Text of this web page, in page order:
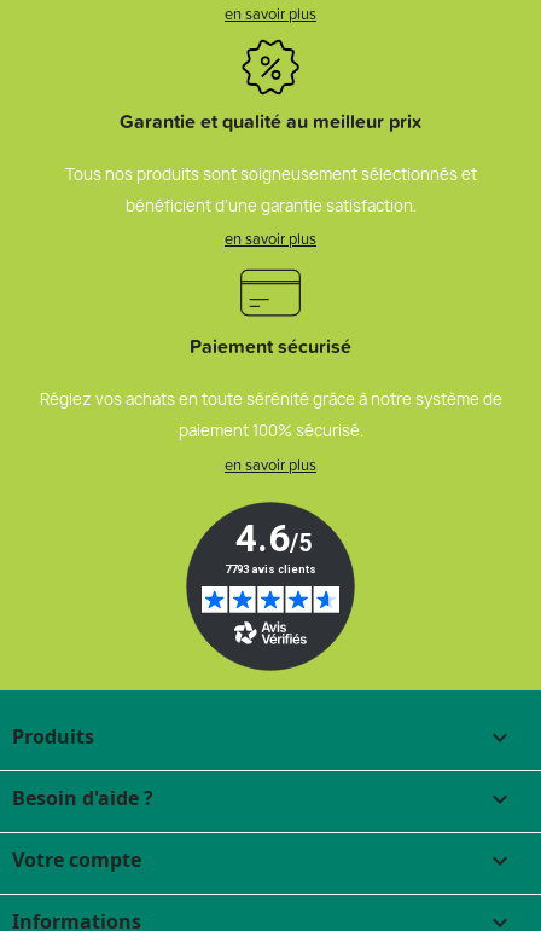
en savoir plus
Garantie et qualité au meilleur prix
Tous nos produits sont soigneusement sélectionnés et
bénéficient d’une garantie satisfaction.
en savoir plus
Paiement sécurisé
Réglez vos achats en toute sérénité grâce à notre système de
paiement 100% sécurisé.
en savoir plus
Produits 
Besoin d'aide ? 
Votre compte 
Informations keyboard_arrow_down